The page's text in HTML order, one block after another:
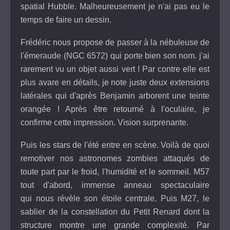
spatial Hubble. Malheureusement je n'ai pas eu le
temps de faire un dessin.
Frédéric nous propose de passer à la nébuleuse de
l'émeraude (NGC 6572) qui porte bien son nom. j'ai
rarement vu un objet aussi vert ! Par contre elle est
plus avare en détails, je note juste deux extensions
latérales qui d'après Benjamin arborent une teinte
orangée ! Après être retourné à l'oculaire, je
confirme cette impression. Vision surprenante.
Puis les stars de l'été entre en scène. Voilà de quoi
remotiver nos astronomes zombies attaqués de
toute part par le froid, l'humidité et le sommeil. M57
tout d'abord, immense anneau spectaculaire
qui nous révèle son étoile centrale. Puis M27, le
sablier de la constellation du Petit Renard dont la
structure montre une grande complexité. Par